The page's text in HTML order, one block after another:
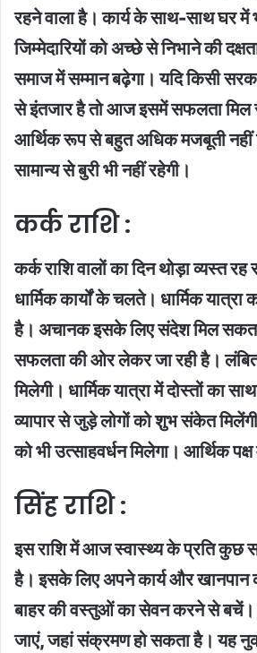
रहने वाला है। कार्य के साथ-साथ घर में
जिम्मेदारियों को अच्छे से निभाने की
समाज में सम्मान बढ़ेगा। यदि किसी
से इंतजार है तो आज इसमें सफलता मिल
आर्थिक रूप से बहुत अधिक मजबूती नहीं
सामान्य से बुरी भी नहीं रहेगी।
कर्क राशि :
कर्क राशि वालों का दिन थोड़ा व्यस्त
धार्मिक कार्यों के चलते। धार्मिक
है। अचानक इसके लिए संदेश मिल
सफलता की ओर लेकर जा रही है।
मिलेगी। धार्मिक यात्रा में दोस्तों का
व्यापार से जुड़े लोगों को शुभ संकेत
को भी उत्साहवर्धन मिलेगा। आर्थिक
सिंह राशि :
इस राशि में आज स्वास्थ्य के प्रति कुछ
है। इसके लिए अपने कार्य और खानपान
बाहर की वस्तुओं का सेवन करने से बचें।
जाएं, जहां संक्रमण हो सकता है। यह